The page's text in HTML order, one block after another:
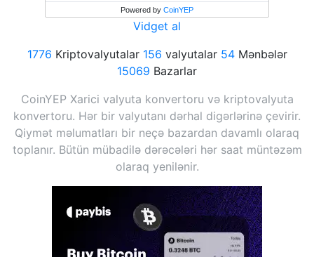
Powered by CoinYEP
Vidget al
1776 Kriptovalyutalar 156 valyutalar 54Mənbələr
15069 Bazarlar
CoinYEP Xarici valyuta konvertoru və kriptovalyuta
konvertoru. Hər bir valyutanı dərhal digərlərinə çevirir.
Qiymət məlumatları bir neçə bazardan davamlı olaraq
toplanır. Bütün mübadilə dərəcələri hər saat müntəzəm
olaraq yenilənir.